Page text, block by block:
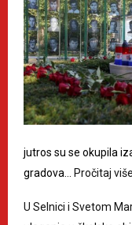
jutros su se okupila
gradova…
Pročitaj
U Selnici i Svetom